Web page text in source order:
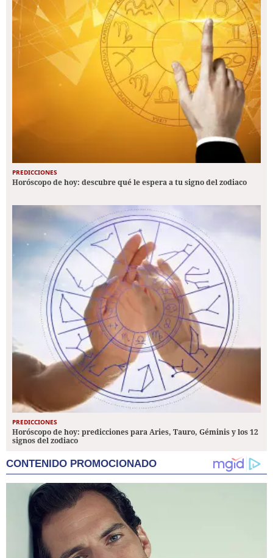
PREDICCIONES
Horóscopo de hoy: descubre qué le espera a tu signo del zodiaco
PREDICCIONES
Horóscopo de hoy: predicciones para Aries, Tauro, Géminis y los 12
signos del zodiaco
CONTENIDO PROMOCIONADO